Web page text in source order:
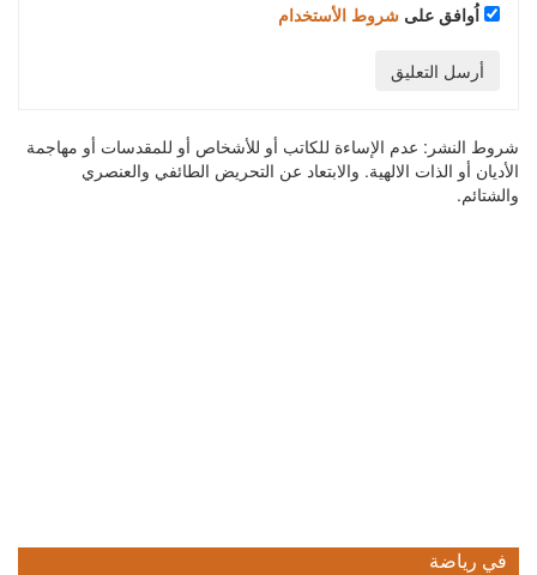
اُوافق على شروط الأستخدام
أرسل التعليق
شروط النشر: عدم الإساءة للكاتب أو للأشخاص أو للمقدسات أو مهاجمة
الأديان أو الذات الالهية. والابتعاد عن التحريض الطائفي والعنصري
والشتائم.
في رياضة